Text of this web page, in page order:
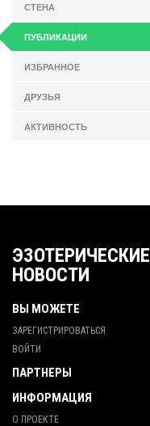
СТЕНА
ПУБЛИКАЦИИ
ИЗБРАННОЕ
ДРУЗЬЯ
АКТИВНОСТЬ
ЭЗОТЕРИЧЕСКИЕ
НОВОСТИ
ВЫ МОЖЕТЕ
ЗАРЕГИСТРИРОВАТЬСЯ
ВОЙТИ
ПАРТНЕРЫ
ИНФОРМАЦИЯ
О ПРОЕКТЕ